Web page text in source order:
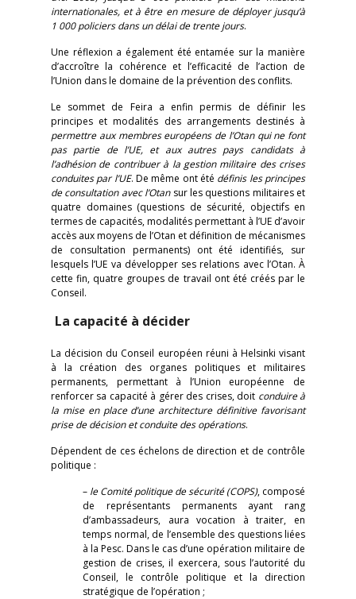
internationales, et à être en mesure de déployer jusqu’à
1 000 policiers dans un délai de trente jours.
Une réflexion a également été entamée sur la manière
d’accroître la cohérence et l’efficacité de l’action de
l’Union dans le domaine de la prévention des conflits.
Le sommet de Feira a enfin permis de définir les
principes et modalités des arrangements destinés à
permettre aux membres européens de l’Otan qui ne font
pas partie de l’UE, et aux autres pays candidats à
l’adhésion de contribuer à la gestion militaire des crises
conduites par l’UE. De même ont été définis les principes
de consultation avec l’Otansur les questions militaires et
quatre domaines (questions de sécurité, objectifs en
termes de capacités, modalités permettant à l’UE d’avoir
accès aux moyens de l’Otan et définition de mécanismes
de consultation permanents) ont été identifiés, sur
lesquels l’UE va développer ses relations avec l’Otan. À
cette fin, quatre groupes de travail ont été créés par le
Conseil.
La capacité à décider
La décision du Conseil européen réuni à Helsinki visant
à la création des organes politiques et militaires
permanents, permettant à l’Union européenne de
renforcer sa capacité à gérer des crises, doit conduire à
la mise en place d’une architecture définitive favorisant
prise de décision et conduite des opérations.
Dépendent de ces échelons de direction et de contrôle
politique :
– le Comité politique de sécurité (COPS), composé
de représentants permanents ayant rang
d’ambassadeurs, aura vocation à traiter, en
temps normal, de l’ensemble des questions liées
à la Pesc. Dans le cas d’une opération militaire de
gestion de crises, il exercera, sous l’autorité du
Conseil, le contrôle politique et la direction
stratégique de l’opération ;